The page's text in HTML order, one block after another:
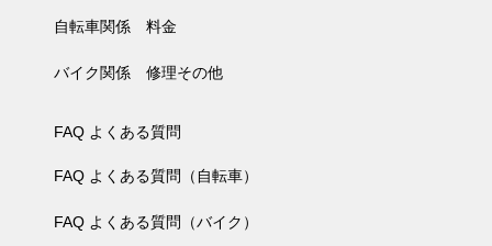
自転車関係 料金
バイク関係 修理その他
FAQ よくある質問
FAQ よくある質問（自転車）
FAQ よくある質問（バイク）